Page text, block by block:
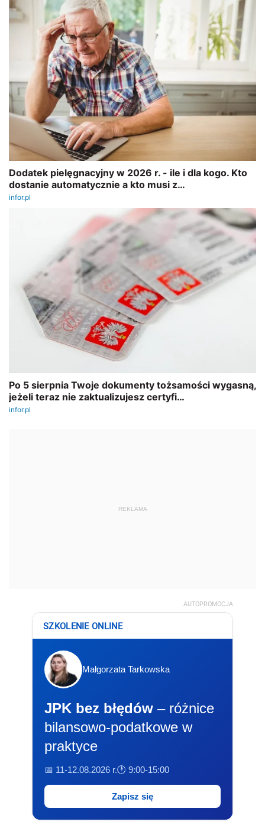
REKLAMA
AUTOPROMOCJA
SZKOLENIE ONLINE
Małgorzata Tarkowska
JPK bez błędów – różnice
bilansowo-podatkowe w
praktyce
📅 11-12.08.2026 r.🕐 9:00-15:00
Zapisz się